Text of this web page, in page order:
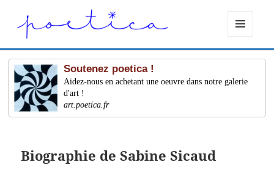
ET
WIDGETS
Soutenez poetica !
Aidez-nous en achetant une oeuvre dans notre galerie
d'art !
art.poetica.fr
Biographie de Sabine Sicaud